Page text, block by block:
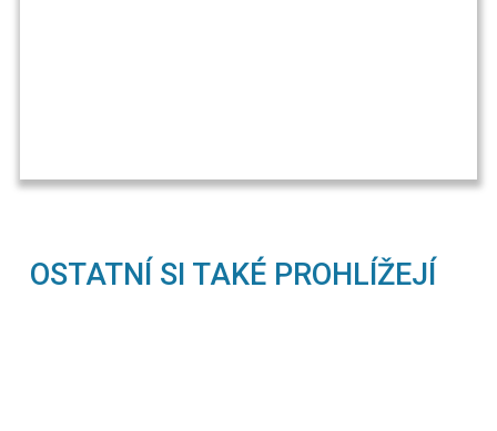
OSTATNÍ SI TAKÉ PROHLÍŽEJÍ